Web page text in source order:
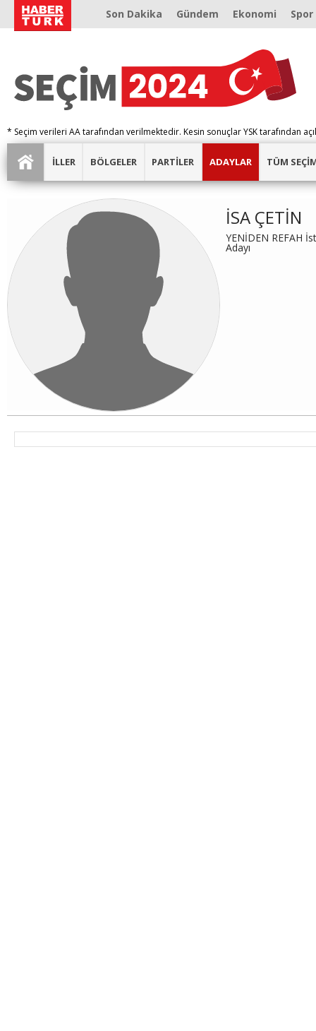
Son Dakika Gündem Ekonomi Spor
* Seçim verileri AA tarafından verilmektedir. Kesin sonuçlar YSK tarafından
İLLER BÖLGELER PARTİLER ADAYLAR TÜM
İSA ÇETİN
YENİDEN REFAH
Adayı